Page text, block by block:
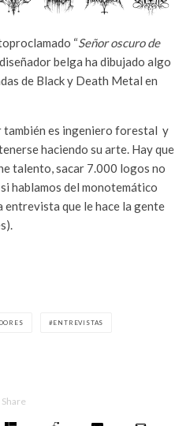
“Señor oscuro de
diseñador belga ha dibujado algo
de Black y Death Metal en
también es ingeniero forestal y
haciendo su arte. Hay que
talento, sacar 7.000 logos no
hablamos del monotemático
entrevista que le hace la gente
ENTREVISTAS
Share